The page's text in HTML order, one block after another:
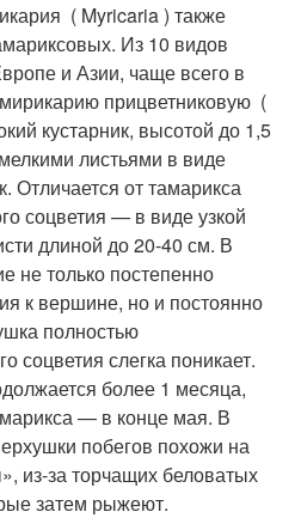
( Myricaria ) также
Из 10 видов
и Азии, чаще всего в
прицветниковую (
кустарник, высотой до 1,5
листьями в виде
Отличается от тамарикса
соцветия — в виде узкой
длиной до 20-40 см. В
не только постепенно
к вершине, но и постоянно
полностью
соцветия слегка поникает.
более 1 месяца,
— в конце мая. В
побегов похожи на
из-за торчащих беловатых
затем рыжеют.